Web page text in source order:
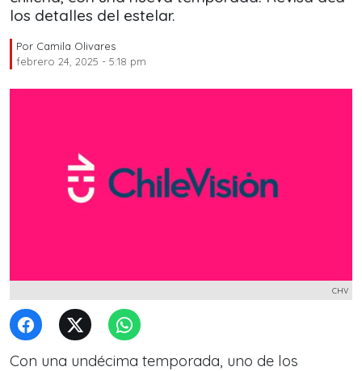
los detalles del estelar.
Por Camila Olivares
febrero 24, 2025 - 5:18 pm
CHV
Con una undécima temporada, uno de los